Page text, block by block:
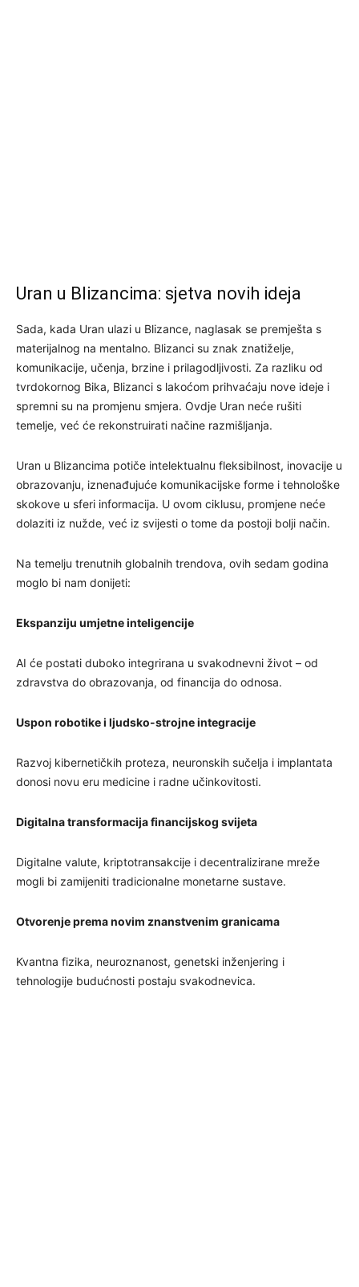
Uran u Blizancima: sjetva novih ideja
Sada, kada Uran ulazi u Blizance, naglasak se premješta s
materijalnog na mentalno. Blizanci su znak znatiželje,
komunikacije, učenja, brzine i prilagodljivosti. Za razliku od
tvrdokornog Bika, Blizanci s lakoćom prihvaćaju nove ideje i
spremni su na promjenu smjera. Ovdje Uran neće rušiti
temelje, već će rekonstruirati načine razmišljanja.
Uran u Blizancima potiče intelektualnu fleksibilnost, inovacije u
obrazovanju, iznenađujuće komunikacijske forme i tehnološke
skokove u sferi informacija. U ovom ciklusu, promjene neće
dolaziti iz nužde, već iz svijesti o tome da postoji bolji način.
Na temelju trenutnih globalnih trendova, ovih sedam godina
moglo bi nam donijeti:
Ekspanziju umjetne inteligencije
AI će postati duboko integrirana u svakodnevni život – od
zdravstva do obrazovanja, od financija do odnosa.
Uspon robotike i ljudsko-strojne integracije
Razvoj kibernetičkih proteza, neuronskih sučelja i implantata
donosi novu eru medicine i radne učinkovitosti.
Digitalna transformacija financijskog svijeta
Digitalne valute, kriptotransakcije i decentralizirane mreže
mogli bi zamijeniti tradicionalne monetarne sustave.
Otvorenje prema novim znanstvenim granicama
Kvantna fizika, neuroznanost, genetski inženjering i
tehnologije budućnosti postaju svakodnevica.